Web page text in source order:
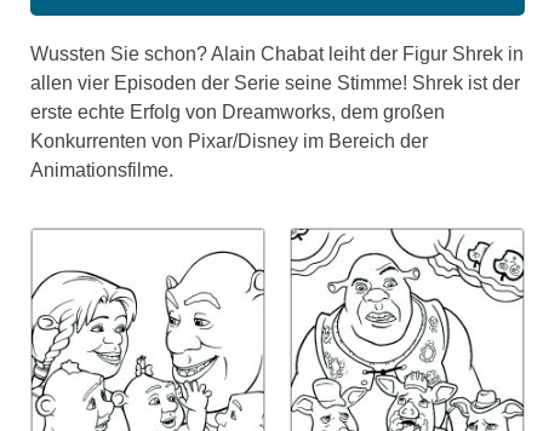
Wussten Sie schon? Alain Chabat leiht der Figur Shrek in
allen vier Episoden der Serie seine Stimme! Shrek ist der
erste echte Erfolg von Dreamworks, dem großen
Konkurrenten von Pixar/Disney im Bereich der
Animationsfilme.